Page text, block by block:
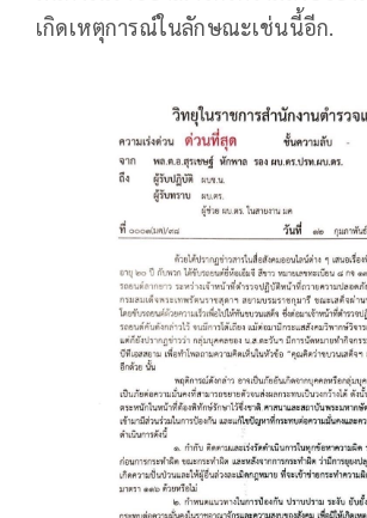
เกิดเหตุการณ์ในลักษณะเช่นนี้อีก.